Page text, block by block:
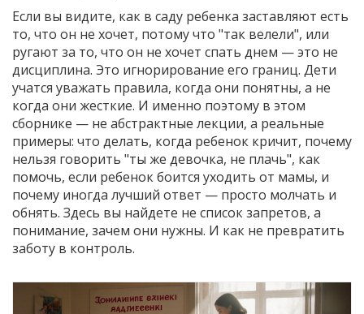
Если вы видите, как в саду ребенка заставляют есть
то, что он не хочет, потому что "так велели", или
ругают за то, что он не хочет спать днем — это не
дисциплина. Это игнорирование его границ. Дети
учатся уважать правила, когда они понятны, а не
когда они жесткие. И именно поэтому в этом
сборнике — не абстрактные лекции, а реальные
примеры: что делать, когда ребенок кричит, почему
нельзя говорить "ты же девочка, не плачь", как
помочь, если ребенок боится уходить от мамы, и
почему иногда лучший ответ — просто молчать и
обнять. Здесь вы найдете не список запретов, а
понимание, зачем они нужны. И как не превратить
заботу в контроль.